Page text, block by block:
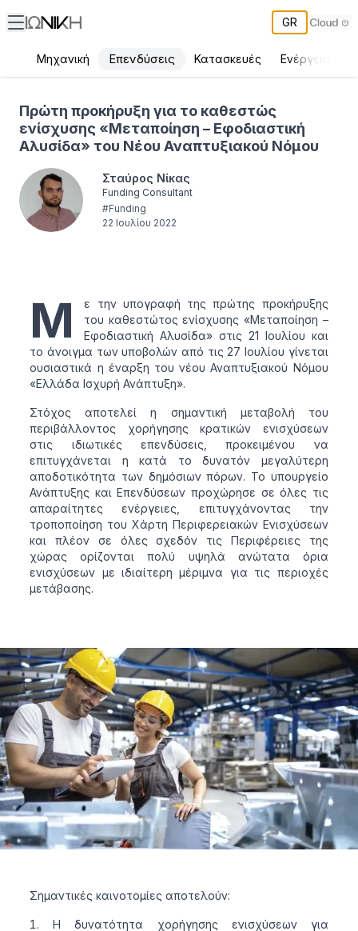
GR
Μηχανική Επενδύσεις Κατασκευές Ενέργεια
Πρώτη προκήρυξη για το καθεστώς
ενίσχυσης «Μεταποίηση – Εφοδιαστική
Αλυσίδα» του Νέου Αναπτυξιακού Νόμου
Σταύρος Νίκας
Funding Consultant
#Funding
22 Ιουλίου 2022
Μ
ε την υπογραφή της πρώτης προκήρυξης
του καθεστώτος ενίσχυσης «Μεταποίηση –
Εφοδιαστική Αλυσίδα» στις 21 Ιουλίου και
το άνοιγμα των υποβολών από τις 27 Ιουλίου γίνεται
ουσιαστικά η έναρξη του νέου Αναπτυξιακού Νόμου
«Ελλάδα Ισχυρή Ανάπτυξη».
Στόχος αποτελεί η σημαντική μεταβολή του
περιβάλλοντος χορήγησης κρατικών ενισχύσεων
στις ιδιωτικές επενδύσεις, προκειμένου να
επιτυγχάνεται η κατά το δυνατόν μεγαλύτερη
αποδοτικότητα των δημόσιων πόρων. Το υπουργείο
Ανάπτυξης και Επενδύσεων προχώρησε σε όλες τις
απαραίτητες ενέργειες, επιτυγχάνοντας την
τροποποίηση του Χάρτη Περιφερειακών Ενισχύσεων
και πλέον σε όλες σχεδόν τις Περιφέρειες της
χώρας ορίζονται πολύ υψηλά ανώτατα όρια
ενισχύσεων με ιδιαίτερη μέριμνα για τις περιοχές
μετάβασης.
Σημαντικές καινοτομίες αποτελούν:
Η δυνατότητα χορήγησης ενισχύσεων για